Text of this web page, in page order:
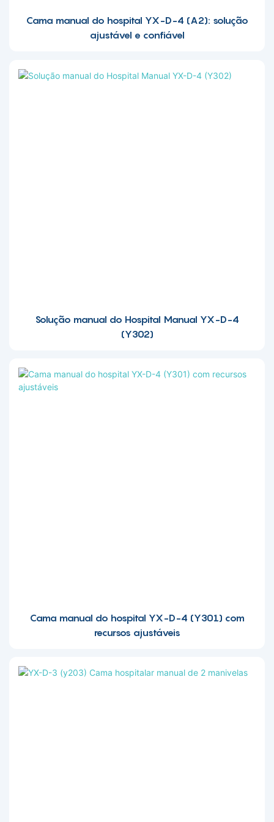
Cama manual do hospital YX-D-4 (A2): solução
ajustável e confiável
Solução manual do Hospital Manual YX-D-4
(Y302)
Cama manual do hospital YX-D-4 (Y301) com
recursos ajustáveis